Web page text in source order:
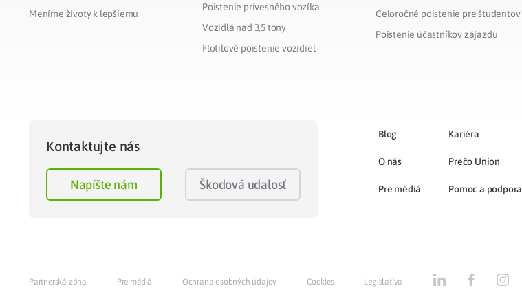
Meníme životy k lepšiemu
Poistenie prívesného vozíka
Vozidlá nad 3,5 tony
Flotilové poistenie vozidiel
Celoročné poistenie pre študentov
Poistenie účastníkov zájazdu
Kontaktujte nás
Napíšte nám Škodová udalosť
Blog
O nás
Pre médiá
Kariéra
Prečo Union
Pomoc a podpora
Partnerská zóna Pre médiá Ochrana osobných údajov Cookies Legislatíva